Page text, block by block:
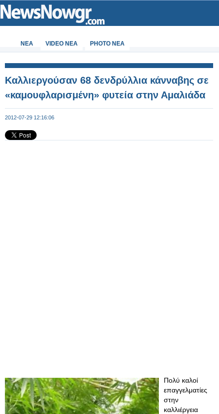
ΝΕΑ VIDEO NEA PHOTO NEA
Καλλιεργούσαν 68 δενδρύλλια κάνναβης σε
«καμουφλαρισμένη» φυτεία στην Αμαλιάδα
2012-07-29 12:16:06
Πολύ καλοί
επαγγελματίες
στην
καλλιέργεια